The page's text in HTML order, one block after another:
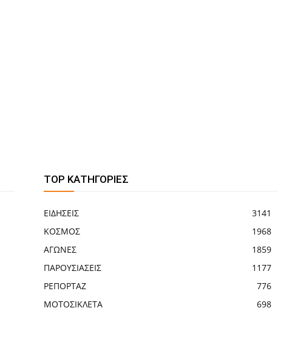
TOP ΚΑΤΗΓΟΡΙΕΣ
ΕΙΔΗΣΕΙΣ
3141
ΚΟΣΜΟΣ
1968
ΑΓΩΝΕΣ
1859
ΠΑΡΟΥΣΙΑΣΕΙΣ
1177
ΡΕΠΟΡΤΑΖ
776
ΜΟΤΟΣΙΚΛΕΤΑ
698